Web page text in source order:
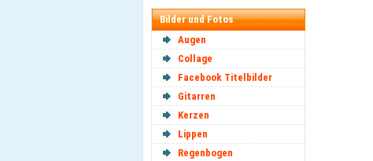
Bilder und Fotos
Augen
Collage
Facebook Titelbilder
Gitarren
Kerzen
Lippen
Regenbogen